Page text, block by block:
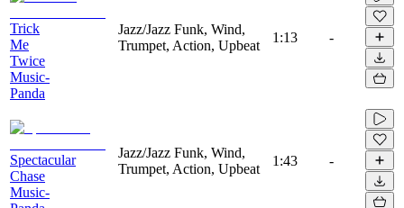
Trick
Me
Twice
Music-
Panda
Jazz/Jazz Funk, Wind,
Trumpet, Action, Upbeat
1:13 -
Spectacular
Chase
Music-
Jazz/Jazz Funk, Wind,
Trumpet, Action, Upbeat
1:43 -